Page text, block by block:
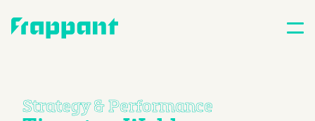
Strategy & Performance